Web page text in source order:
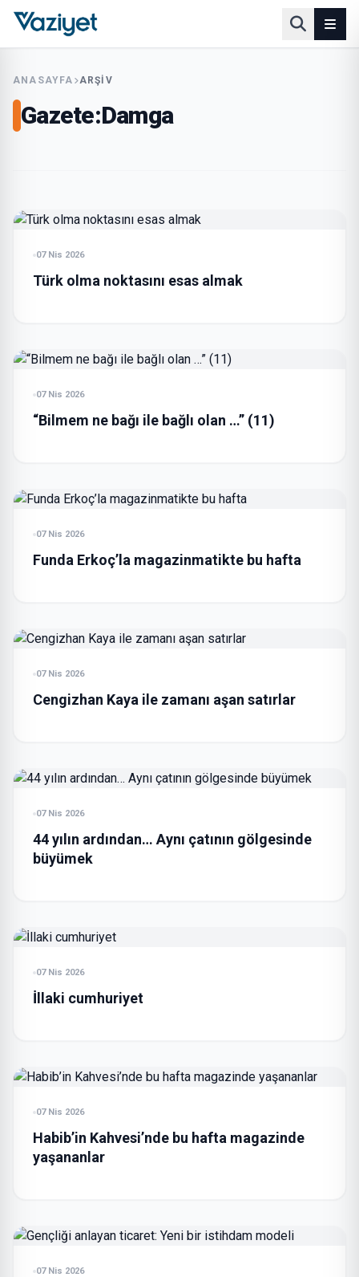
ANASAYFA ARŞIV
Gazete:Damga
07 Nis 2026
Türk olma noktasını esas almak
07 Nis 2026
“Bilmem ne bağı ile bağlı olan …” (11)
07 Nis 2026
Funda Erkoç’la magazinmatikte bu hafta
07 Nis 2026
Cengizhan Kaya ile zamanı aşan satırlar
07 Nis 2026
44 yılın ardından… Aynı çatının gölgesinde
büyümek
07 Nis 2026
İllaki cumhuriyet
07 Nis 2026
Habib’in Kahvesi’nde bu hafta magazinde
yaşananlar
07 Nis 2026